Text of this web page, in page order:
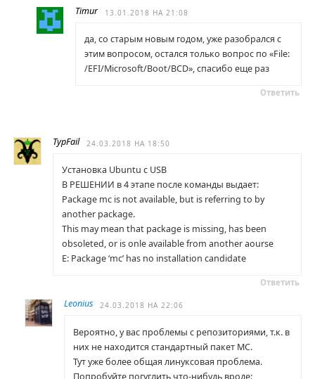
Timur 13.01.2018 НА 21:08
да, со старым новым годом, уже разобрался с
этим вопросом, остался только вопрос по «File:
/EFI/Microsoft/Boot/BCD», спасибо еще раз
Ответить
TypFail 24.03.2018 НА 18:50
Установка Ubuntu с USB
В РЕШЕНИИ в 4 этапе после команды выдает:
Package mc is not available, but is referring to by
another package.
This may mean that package is missing, has been
obsoleted, or is onle available from another aourse
E: Package ‘mc’ has no installation candidate
Ответить
Leonius 24.03.2018 НА 22:06
Вероятно, у вас проблемы с репозиториями, т.к. в
них не находится стандартный пакет MC.
Тут уже более общая линуксовая проблема.
Попробуйте погуглить что-нибудь вроде: